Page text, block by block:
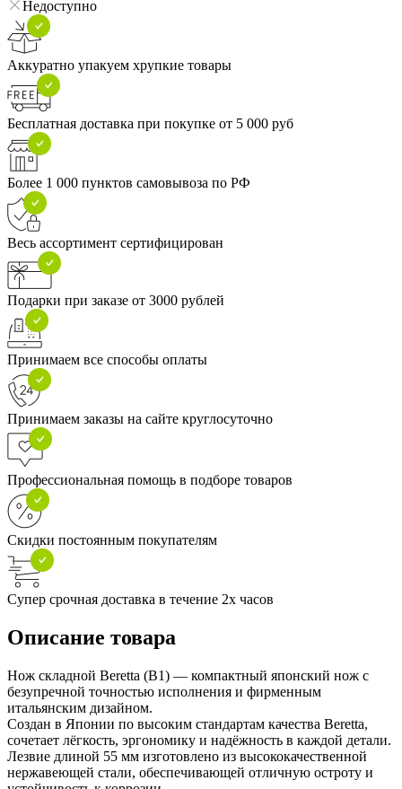
Недоступно
Аккуратно упакуем хрупкие товары
Бесплатная доставка при покупке от 5 000 руб
Более 1 000 пунктов самовывоза по РФ
Весь ассортимент сертифицирован
Подарки при заказе от 3000 рублей
Принимаем все способы оплаты
Принимаем заказы на сайте круглосуточно
Профессиональная помощь в подборе товаров
Скидки постоянным покупателям
Супер срочная доставка в течение 2х часов
Описание товара
Нож складной Beretta (B1) — компактный японский нож с
безупречной точностью исполнения и фирменным
итальянским дизайном.
Создан в Японии по высоким стандартам качества Beretta,
сочетает лёгкость, эргономику и надёжность в каждой детали.
Лезвие длиной 55 мм изготовлено из высококачественной
нержавеющей стали, обеспечивающей отличную остроту и